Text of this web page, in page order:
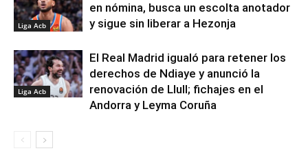
Liga Acb
en nómina, busca un escolta anotador
y sigue sin liberar a Hezonja
Liga Acb
El Real Madrid igualó para retener los
derechos de Ndiaye y anunció la
renovación de Llull; fichajes en el
Andorra y Leyma Coruña